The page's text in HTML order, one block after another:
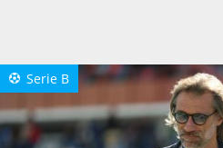
a Serie B